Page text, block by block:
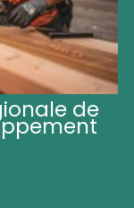
de